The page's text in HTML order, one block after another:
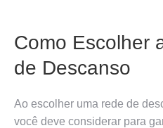
Como Escolher
de Descanso
Ao escolher uma rede de
você deve considerar para